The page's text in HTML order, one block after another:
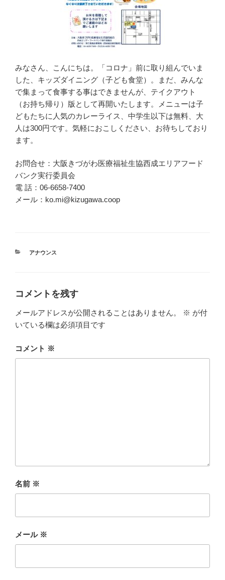
みなさん、こんにちは。「コロナ」前に取り組んでいま
した、キッズダイニング（子ども食堂）。まだ、みんな
で集まって食事する事はできませんが、テイクアウト
（お持ち帰り）版として再開いたします。メニューは子
どもたちに人気のカレーライス、中学生以下は無料、大
人は300円です。気軽におこしください、お待ちしており
ます。
お問合せ：大阪きづがわ医療福祉生協西成エリアフード
バンク実行委員会
電 話：06-6658-7400
メール：ko.mi@kizugawa.coop
カ
アナウンス
コメントを残す
メールアドレスが公開されることはありません。 ※ が付
いている欄は必須項目です
コメント ※
名前 ※
メール ※